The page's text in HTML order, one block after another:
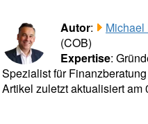
Autor: Michael
(COB)
Expertise:
Spezialist für
Artikel zuletzt aktualisiert am